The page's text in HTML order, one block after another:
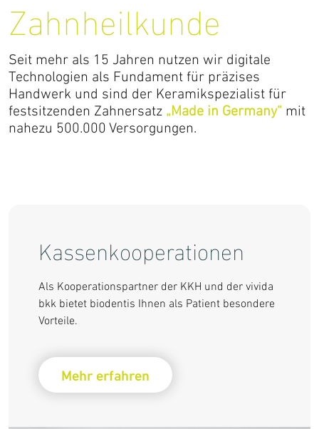
Zahnheilkunde
Seit mehr als 15 Jahren nutzen wir digitale
Technologien als Fundament für präzises
Handwerk und sind der Keramikspezialist für
festsitzenden Zahnersatz „Made in Germany“ mit
nahezu 500.000 Versorgungen.
Verschönern Sie Ihr
Wochen Aligner
der KKH und der vivida
als Patient besondere